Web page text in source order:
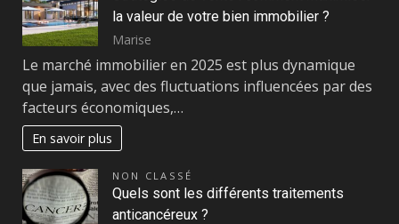
la valeur de votre bien immobilier ?
Marise
Le marché immobilier en 2025 est plus dynamique
que jamais, avec des fluctuations influencées par des
facteurs économiques,…
En savoir plus
NON CLASSÉ
Quels sont les différents traitements
anticancéreux ?